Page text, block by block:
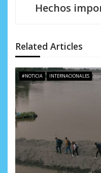
ó
n
d
e
e
n
t
Hechos
Related Articles
#NOTICIA INTERNACIONALES